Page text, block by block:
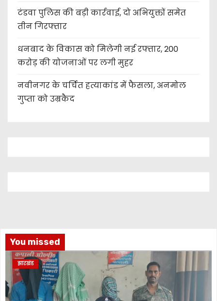
टंडवा पुलिस की बड़ी कार्रवाई, दो अभियुक्तों समेत
तीन गिरफ्तार
धनबाद के विकास को मिलेगी नई रफ्तार, 200
करोड़ की योजनाओं पर लगी मुहर
नवीनगर के चर्चित हत्याकांड में फैसला, अनमोल
गुप्ता को उम्रकैद
You missed
झारखंड